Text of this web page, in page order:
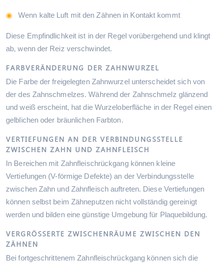
Wenn kalte Luft mit den Zähnen in Kontakt kommt
Diese Empfindlichkeit ist in der Regel vorübergehend und klingt
ab, wenn der Reiz verschwindet.
FARBVERÄNDERUNG DER ZAHNWURZEL
Die Farbe der freigelegten Zahnwurzel unterscheidet sich von
der des Zahnschmelzes. Während der Zahnschmelz glänzend
und weiß erscheint, hat die Wurzeloberfläche in der Regel einen
gelblichen oder bräunlichen Farbton.
VERTIEFUNGEN AN DER VERBINDUNGSSTELLE
ZWISCHEN ZAHN UND ZAHNFLEISCH
In Bereichen mit Zahnfleischrückgang können kleine
Vertiefungen (V-förmige Defekte) an der Verbindungsstelle
zwischen Zahn und Zahnfleisch auftreten. Diese Vertiefungen
können selbst beim Zähneputzen nicht vollständig gereinigt
werden und bilden eine günstige Umgebung für Plaquebildung.
VERGRÖSSERTE ZWISCHENRÄUME ZWISCHEN DEN Z
ÄHNEN
Bei fortgeschrittenem Zahnfleischrückgang können sich die